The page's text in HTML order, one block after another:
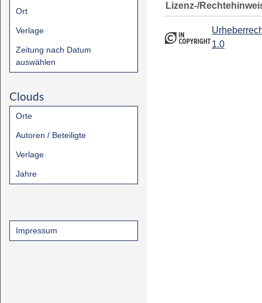
Ort
Verlage
Zeitung nach Datum
auswählen
Clouds
Orte
Autoren / Beteiligte
Verlage
Jahre
Impressum
Lizenz-/
1.0